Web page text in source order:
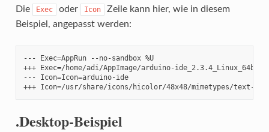
Die
Exec oder Icon
Zeile kann hier, wie in diesem
Beispiel, angepasst werden:
--- Exec=AppRun --no-sandbox %U
+++ Exec=/home/adi/AppImage/arduino-
--- Icon=Icon=arduino-ide
+++ Icon=/usr/share/icons/hicolor/48x48/mimetypes/text-x-
.Desktop-Beispiel